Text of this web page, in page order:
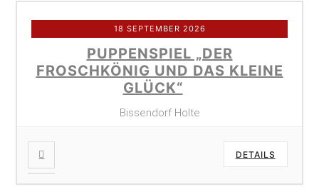
18 SEPTEMBER 2026
PUPPENSPIEL „DER
FROSCHKÖNIG UND DAS KLEINE
GLÜCK“
Bissendorf Holte
DETAILS